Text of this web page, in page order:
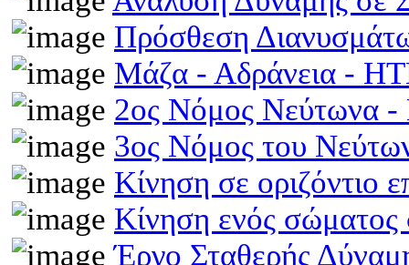
Πρόσθεση
Μάζα - Αδράνεια -
2ος Νόμος Νεύτωνα
3ος Νόμος του
Κίνηση σε οριζόντιο
Κίνηση ενός
Έργο Σταθερής